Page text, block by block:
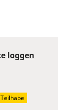
loggen
Teilhabe